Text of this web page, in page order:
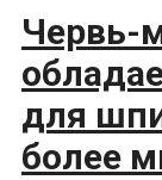
Червь-
для
более